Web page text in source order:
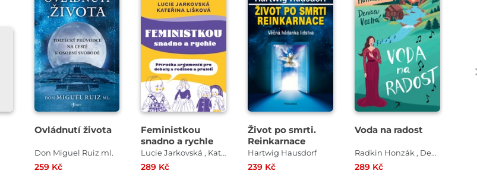
Ovládnutí života
Don Miguel Ruiz ml.
259 Kč
Feministkou
snadno a rychle
Lucie Jarkovská , Kateřina Lišková
289 Kč
Život po smrti.
Reinkarnace
Hartwig Hausdorf
239 Kč
Voda na radost
Radkin Honzák , Denisa Vostrá
289 Kč